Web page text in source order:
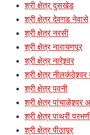
श्री क्षेत्र दुसखेड
श्री क्षेत्र देवगड नेवासे
श्री क्षेत्र नरसी
श्री क्षेत्र नारायणपूर
श्री क्षेत्र नारेश्र्वर
श्री क्षेत्र नीलकंठेश्र्वर
श्री क्षेत्र पवनी
श्री क्षेत्र पांचाळेश्र्वर
श्री क्षेत्र पाथरी
श्री क्षेत्र पीठापूर